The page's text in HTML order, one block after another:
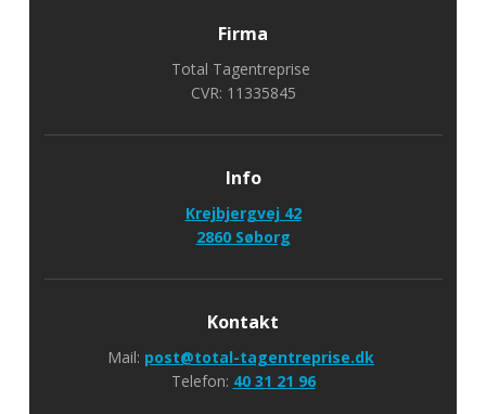
Firma
Total Tagentreprise
CVR: 11335845
Info
Krejbjergvej 42
​2860 Søborg
Kontakt
Mail: post@total-tagentreprise.dk
Telefon: 40 31 21 96